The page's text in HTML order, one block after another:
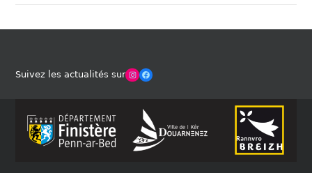
Suivez les actualités surWinches Club OfficielFacebook